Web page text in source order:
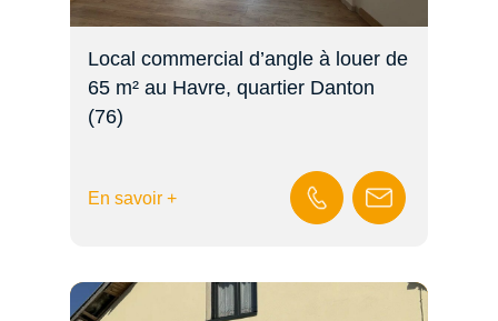
Local commercial d’angle à louer de
65 m² au Havre, quartier Danton
(76)
En savoir +